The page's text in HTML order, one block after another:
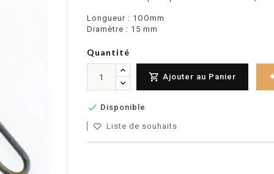
Longueur : 1OOmm
Diamètre : 15 mm
Quantité
 Ajouter au Panier
 Disponible
favorite_border Liste de souhaits